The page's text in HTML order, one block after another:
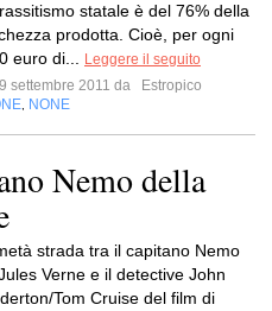
statale è del 76% della
prodotta. Cioè, per ogni
euro di...
Leggere il seguito
settembre 2011 da
Estropico
NONE
Nemo della
strada tra il capitano Nemo
Verne e il detective John
Tom Cruise del film di